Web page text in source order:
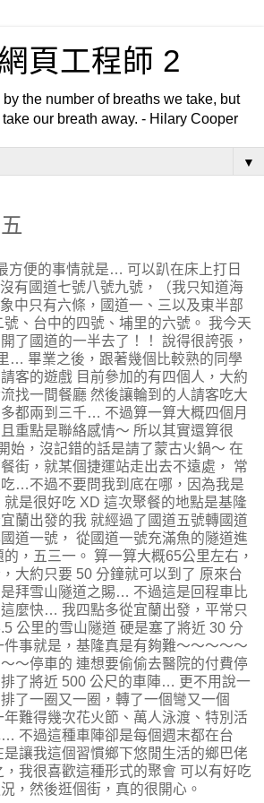
頁工程師 2
the number of breaths we take, but
our breath away. - Hilary Cooper
▼
方便的事情就是… 可以趴在床上打日
有國道七號八號九號，（我只知道海
中只有六條，國道一、三以及東半部
、台中的四號、埔里的六號。 我今天
了國道的一半去了！！ 說得很誇張，
… 畢業之後，跟著幾個比較熟的同學
客的遊戲 目前參加的有四個人，大約
找一間餐廳 然後讓輪到的人請客吃大
都兩到三千… 不過算一算大概四個月
重點是聯絡感情～ 所以其實還算很
始，沒記錯的話是請了蒙古火鍋～ 在
街，就某個捷運站走出去不遠處， 常
…不過不要問我到底在哪，因為我是
是很好吃 XD 這次聚餐的地點是基隆
蘭出發的我 就經過了國道五號轉國道
道一號， 從國道一號充滿魚的隧道進
，五三一。 算一算大概65公里左右，
大約只要 50 分鐘就可以到了 原來台
拜雪山隧道之賜… 不過這是回程車比
麼快… 我四點多從宜蘭出發，平常只
公里的雪山隧道 硬是塞了將近 30 分
事就是，基隆真是有夠難～～～～～
～停車的 連想要偷偷去醫院的付費停
了將近 500 公尺的車陣… 更不用說一
了一圈又一圈，轉了一個彎又一個
難得幾次花火節、萬人泳渡、特別活
不過這種車陣卻是每個週末都在台
讓我這個習慣鄉下悠閒生活的鄉巴佬
我很喜歡這種形式的聚會 可以有好吃
，然後逛個街，真的很開心。